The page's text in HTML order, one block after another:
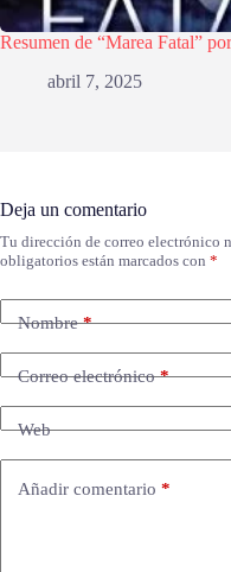
Resumen de “Marea Fatal”
abril 7, 2025
Deja un comentario
Tu dirección de correo electrónico
obligatorios están marcados con *
Nombre*
Correo electrónico*
Web
Añadir comentario *